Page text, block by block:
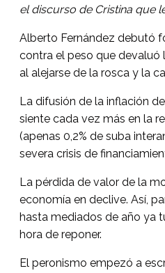
el discurso de Cristina que
Alberto Fernández debutó
contra el peso que devaluó
al alejarse de la rosca y la
La difusión de la inflación
siente cada vez más en la
(apenas 0,2% de suba
severa crisis de
La pérdida de valor de la
economía en declive. Así,
hasta mediados de año ya
hora de reponer.
El peronismo empezó a